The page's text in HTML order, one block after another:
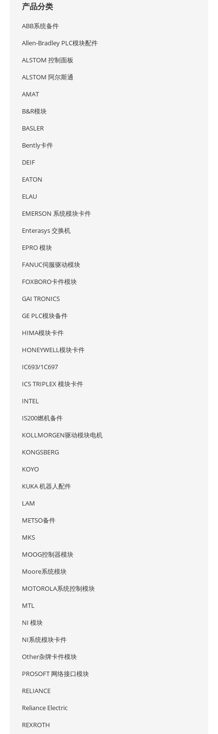
产品分类
ABB系统备件
Allen-Bradley PLC模块配件
ALSTOM 控制面板
ALSTOM 阿尔斯通
AMAT
B&R模块
BASLER
Bently卡件
DEIF
EATON
ELAU
EMERSON 系统模块卡件
Enterasys 交换机
EPRO 模块
FANUC伺服驱动模块
FOXBORO卡件模块
GAI TRONICS
GE PLC模块备件
HIMA模块卡件
HONEYWELL模块卡件
IC693/1C697
ICS TRIPLEX 模块卡件
INTEL
IS200燃机备件
KOLLMORGEN驱动模块电机
KONGSBERG
KOYO
KUKA 机器人配件
LAM
METSO备件
MKS
MOOG控制器模块
Moore系统模块
MOTOROLA系统控制模块
MTL
NI 模块
NI系统模块卡件
Other杂牌卡件模块
PROSOFT 网络接口模块
RELIANCE
Reliance Electric
REXROTH